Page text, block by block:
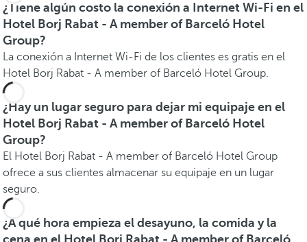
¿Tiene algún costo la conexión a Internet Wi-Fi en el
Hotel Borj Rabat - A member of Barceló Hotel
Group?
La conexión a Internet Wi-Fi de los clientes es gratis en el
Hotel Borj Rabat - A member of Barceló Hotel Group.
¿Hay un lugar seguro para dejar mi equipaje en el
Hotel Borj Rabat - A member of Barceló Hotel
Group?
El Hotel Borj Rabat - A member of Barceló Hotel Group
ofrece a sus clientes almacenar su equipaje en un lugar
seguro.
¿A qué hora empieza el desayuno, la comida y la
cena en el Hotel Borj Rabat - A member of Barceló